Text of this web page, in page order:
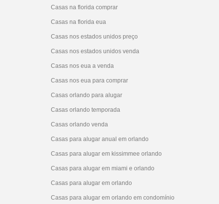
Casas na florida comprar
Casas na florida eua
Casas nos estados unidos preço
Casas nos estados unidos venda
Casas nos eua a venda
Casas nos eua para comprar
Casas orlando para alugar
Casas orlando temporada
Casas orlando venda
Casas para alugar anual em orlando
Casas para alugar em kissimmee orlando
Casas para alugar em miami e orlando
Casas para alugar em orlando
Casas para alugar em orlando em condomínio